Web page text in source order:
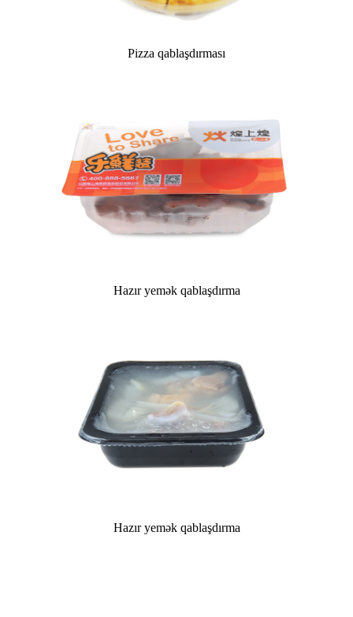
Pizza qablaşdırması
Hazır yemək qablaşdırma
Hazır yemək qablaşdırma